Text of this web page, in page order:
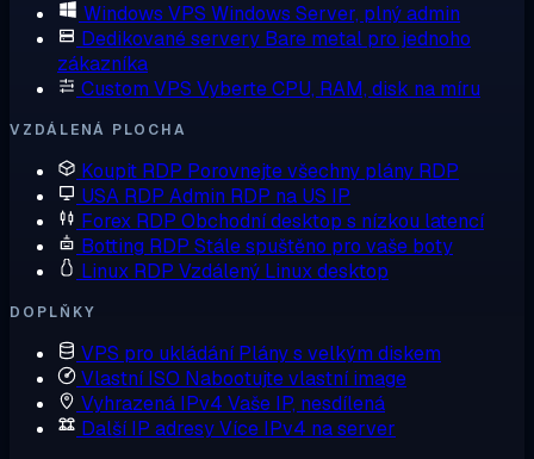
Windows VPS Windows Server, plný admin
Dedikované servery Bare metal pro jednoho
zákazníka
Custom VPS Vyberte CPU, RAM, disk na míru
VZDÁLENÁ PLOCHA
Koupit RDP Porovnejte všechny plány RDP
USA RDP Admin RDP na US IP
Forex RDP Obchodní desktop s nízkou latencí
Botting RDP Stále spuštěno pro vaše boty
Linux RDP Vzdálený Linux desktop
DOPLŇKY
VPS pro ukládání Plány s velkým diskem
Vlastní ISO Nabootujte vlastní image
Vyhrazená IPv4 Vaše IP, nesdílená
Další IP adresyVíce IPv4 na server